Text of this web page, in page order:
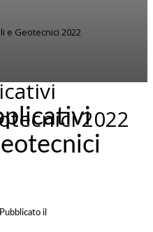
e Geotecnici 2022
2022
Pubblicato il